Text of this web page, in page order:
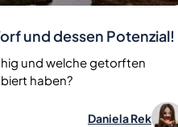
und dessen Potenzial!
und welche getorften
haben?
Daniela Rek